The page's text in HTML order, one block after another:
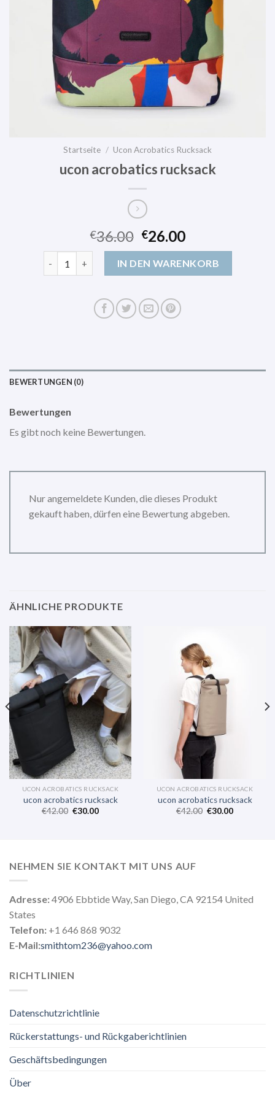
Startseite / Ucon Acrobatics Rucksack
ucon acrobatics rucksack
€36.00 €26.00
IN DEN WARENKORB
BEWERTUNGEN (0)
Bewertungen
Es gibt noch keine Bewertungen.
Nur angemeldete Kunden, die dieses Produkt
gekauft haben, dürfen eine Bewertung abgeben.
ÄHNLICHE PRODUKTE
UCON ACROBATICS RUCKSACK
ucon acrobatics rucksack
€42.00 €30.00
UCON ACROBATICS RUCKSACK
ucon acrobatics rucksack
€42.00 €30.00
NEHMEN SIE KONTAKT MIT UNS AUF
Adresse:4906 Ebbtide Way, San Diego, CA 92154 United
States
Telefon: +1 646 868 9032
E-Mail:smithtom236@yahoo.com
RICHTLINIEN
Datenschutzrichtlinie
Rückerstattungs- und Rückgaberichtlinien
Geschäftsbedingungen
Über